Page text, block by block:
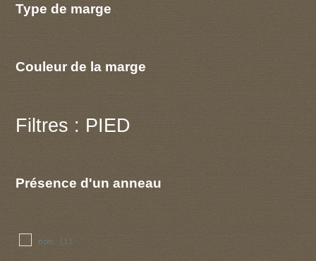
Type de marge
Couleur de la marge
Filtres : PIED
Présence d'un anneau
non (1)